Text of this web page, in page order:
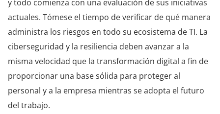
y todo comienza con una evaluación de sus iniciativas
actuales. Tómese el tiempo de verificar de qué manera
administra los riesgos en todo su ecosistema de TI. La
ciberseguridad y la resiliencia deben avanzar a la
misma velocidad que la transformación digital a fin de
proporcionar una base sólida para proteger al
personal y a la empresa mientras se adopta el futuro
del trabajo.